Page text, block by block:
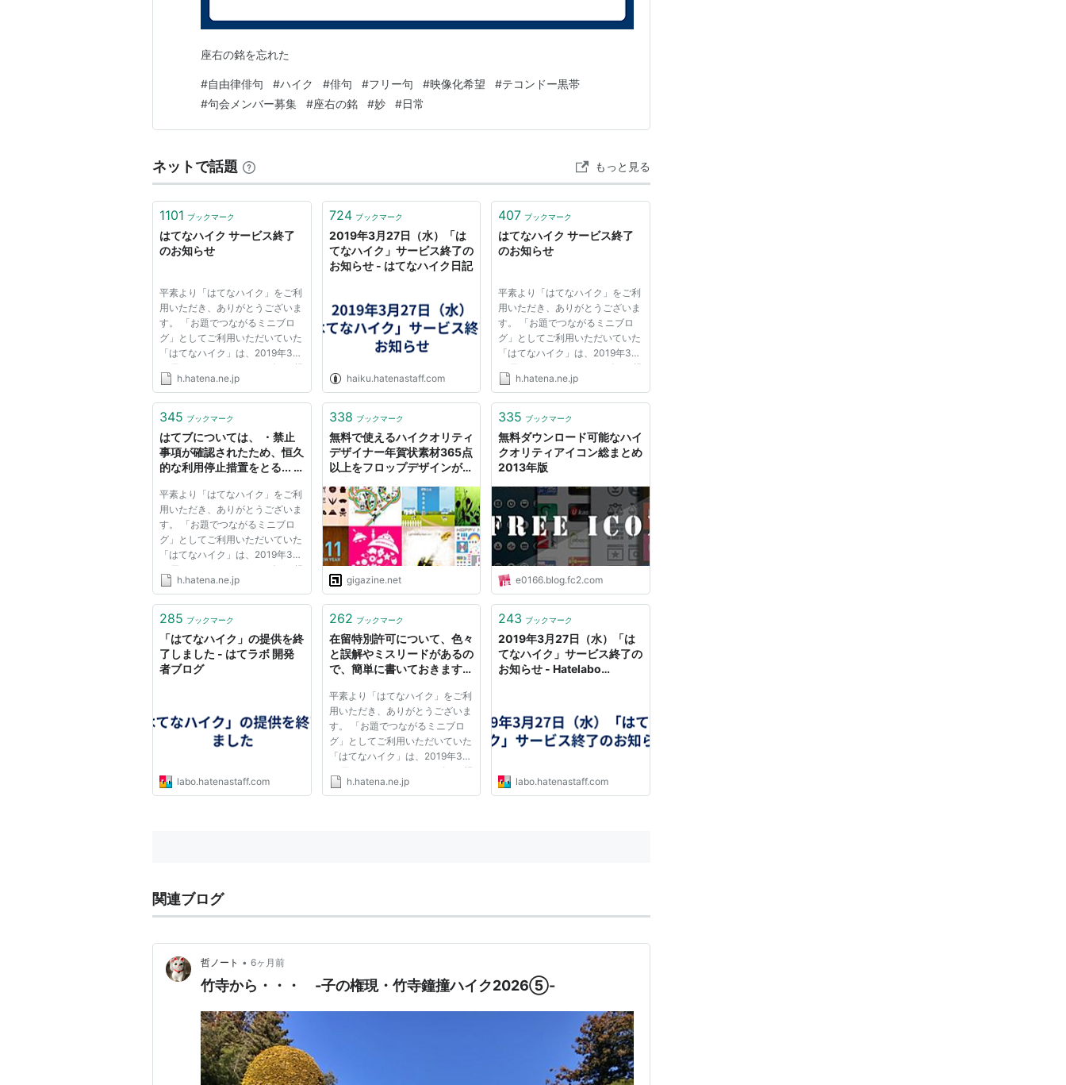
座右の銘を忘れた
#自由律俳句 #ハイク #俳句 #フリー句 #映像化希望 #テコンドー黒帯
#句会メンバー募集 #座右の銘 #妙 #日常
ネットで話題 もっと見る
1101 ブックマーク
はてなハイク サービス終了
のお知らせ
平素より「はてなハイク」をご利
用いただき、ありがとうございま
す。 「お題でつながるミニブロ
グ」としてご利用いただいていた
「はてなハイク」は、2019年3月
27日をもちまして、サービスの提
供を終了させていただきました。
ーザーの皆さまに深く感謝いたし
h.hatena.ne.jp
724 ブックマーク
2019年3月27日（水）「は
てなハイク」サービス終了の
お知らせ - はてなハイク日記
haiku.hatenastaff.com
407 ブックマーク
はてなハイク サービス終了
のお知らせ
平素より「はてなハイク」をご利
用いただき、ありがとうございま
す。 「お題でつながるミニブロ
グ」としてご利用いただいていた
「はてなハイク」は、2019年3月
27日をもちまして、サービスの提
供を終了させていただきました。
ーザーの皆さまに深く感謝いたし
h.hatena.ne.jp
345 ブックマーク
はてブについては、 ・禁止
事項が確認されたため、恒久
的な利用停止措置をとる... -
なハイク
平素より「はてなハイク」をご利
用いただき、ありがとうございま
す。 「お題でつながるミニブロ
グ」としてご利用いただいていた
「はてなハイク」は、2019年3月
27日をもちまして、サービスの提
供を終了させていただきました。
ーザーの皆さまに深く感謝いたし
h.hatena.ne.jp
338 ブックマーク
無料で使えるハイクオリティ
デザイナー年賀状素材365点
以上をフロップデザインが配
gigazine.net
335 ブックマーク
無料ダウンロード可能なハイ
クオリティアイコン総まとめ
2013年版
e0166.blog.fc2.com
285 ブックマーク
「はてなハイク」の提供を終
了しました - はてラボ 開発
者ブログ
labo.hatenastaff.com
262 ブックマーク
在留特別許可について、色々
と誤解やミスリードがあるの
で、簡単に書いておきます。
ク
平素より「はてなハイク」をご利
用いただき、ありがとうございま
す。 「お題でつながるミニブロ
グ」としてご利用いただいていた
「はてなハイク」は、2019年3月
27日をもちまして、サービスの提
供を終了させていただきました。
h.hatena.ne.jp
243 ブックマーク
2019年3月27日（水）「は
てなハイク」サービス終了の
お知らせ - Hatelabo
labo.hatenastaff.com
関連ブログ
哲ノート • 6ヶ月前
竹寺から・・・ -子の権現・竹寺鐘撞ハイク2026⑤-